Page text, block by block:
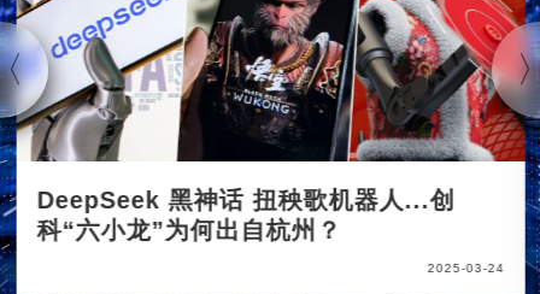
DeepSeek 黑神话 扭秧歌机器人...创
科“六小龙”为何出自杭州？
2025-03-24